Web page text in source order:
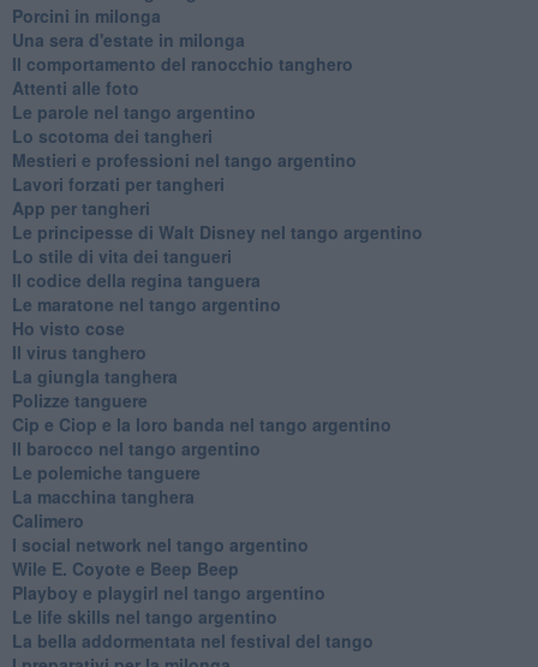
Porcini in milonga
Una sera d'estate in milonga
Il comportamento del ranocchio tanghero
Attenti alle foto
Le parole nel tango argentino
Lo scotoma dei tangheri
Mestieri e professioni nel tango argentino
Lavori forzati per tangheri
App per tangheri
Le principesse di Walt Disney nel tango argentino
Lo stile di vita dei tangueri
Il codice della regina tanguera
Le maratone nel tango argentino
Ho visto cose
Il virus tanghero
La giungla tanghera
Polizze tanguere
Cip e Ciop e la loro banda nel tango argentino
Il barocco nel tango argentino
Le polemiche tanguere
La macchina tanghera
Calimero
​I social network nel tango argentino
Wile E. Coyote e Beep Beep
Playboy e playgirl nel tango argentino
Le life skills nel tango argentino
La bella addormentata nel festival del tango